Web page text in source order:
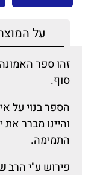
על
זהו ספר
סוף.
הספר בנוי על
והיינו מברר את
התמימה.
פירוש ע"י הרב